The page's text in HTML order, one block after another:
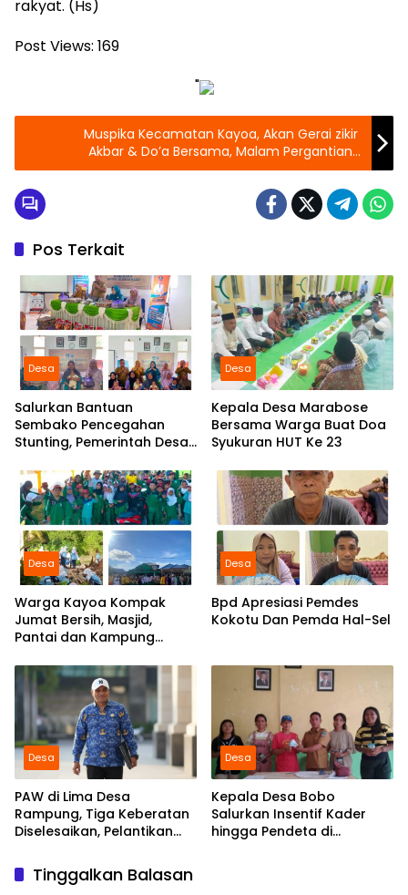
rakyat. (Hs)
Post Views: 169
"
Muspika Kecamatan Kayoa, Akan Gerai zikir
Akbar & Do’a Bersama, Malam Pergantian
Tahun 2022-2023
Pos Terkait
Desa
Salurkan Bantuan
Sembako Pencegahan
Stunting, Pemerintah Desa
Komitmen Tingkatkan Gizi
Anak
Desa
Kepala Desa Marabose
Bersama Warga Buat Doa
Syukuran HUT Ke 23
Desa
Warga Kayoa Kompak
Jumat Bersih, Masjid,
Pantai dan Kampung
Desa
Bpd Apresiasi Pemdes
Kokotu Dan Pemda Hal-Sel
Desa
PAW di Lima Desa
Rampung, Tiga Keberatan
Diselesaikan, Pelantikan
Desa
Kepala Desa Bobo
Salurkan Insentif Kader
hingga Pendeta di
Tinggalkan Balasan